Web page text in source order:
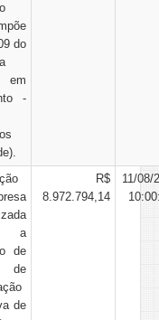
do
em
-
a
de
de
de
R$
8.972.794,14
11/08/